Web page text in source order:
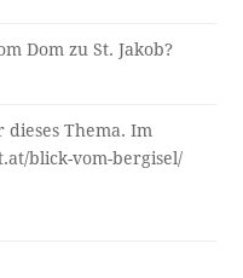
Dom zu St. Jakob?
Thema. Im
blick-vom-bergisel/